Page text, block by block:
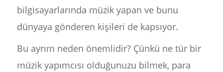
bilgisayarlarında müzik yapan ve bunu
dünyaya gönderen kişileri de kapsıyor.
Bu ayrım neden önemlidir? Çünkü ne tür bir
müzik yapımcısı olduğunuzu bilmek, para